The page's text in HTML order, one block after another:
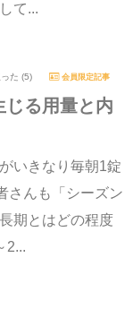
て...
た (5) 会員限定記事
じる用量と内
いきなり毎朝1錠
さんも「シーズン
期とはどの程度
2...